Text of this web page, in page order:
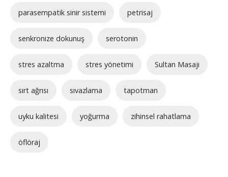
parasempatik sinir sistemi petrisaj
senkronize dokunuş serotonin
stres azaltma stres yönetimi Sultan Masajı
sırt ağrısı sıvazlama tapotman
uyku kalitesi yoğurma zihinsel rahatlama
öflöraj